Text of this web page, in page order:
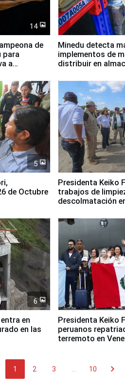
14
de
para
a
Minedu detecta
implementos de
distribuir en
5
de Octubre
Presidenta Keiko
trabajos de
descolmatación
6
en
en las
Presidenta Keiko
peruanos
terremoto en
1 2 3 10 chevron_right